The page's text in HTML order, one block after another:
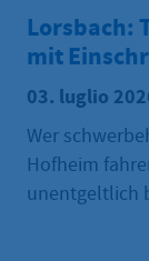
Lorsbach:
mit
03. luglio
Wer
Hofheim
unentgeltlich